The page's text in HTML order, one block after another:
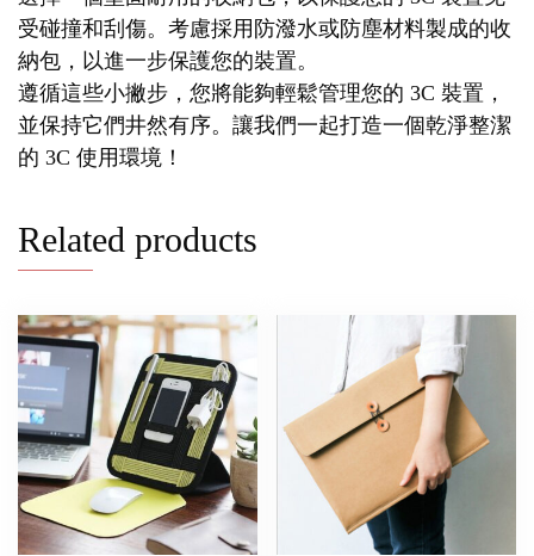
受碰撞和刮傷。考慮採用防潑水或防塵材料製成的收
納包，以進一步保護您的裝置。
遵循這些小撇步，您將能夠輕鬆管理您的 3C 裝置，
並保持它們井然有序。讓我們一起打造一個乾淨整潔
的 3C 使用環境！
Related products